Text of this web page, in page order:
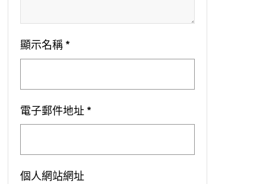
顯示名稱 *
電子郵件地址 *
個人網站網址